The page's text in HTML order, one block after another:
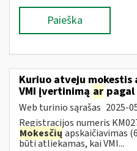
Paieška
Kuriuo atveju
VMI įvertinimą ar
Web turinio sąrašas 2025-
Registracijos numeris
Mokesčių apskaičiavimas
būti atliekamas, kai VMI...